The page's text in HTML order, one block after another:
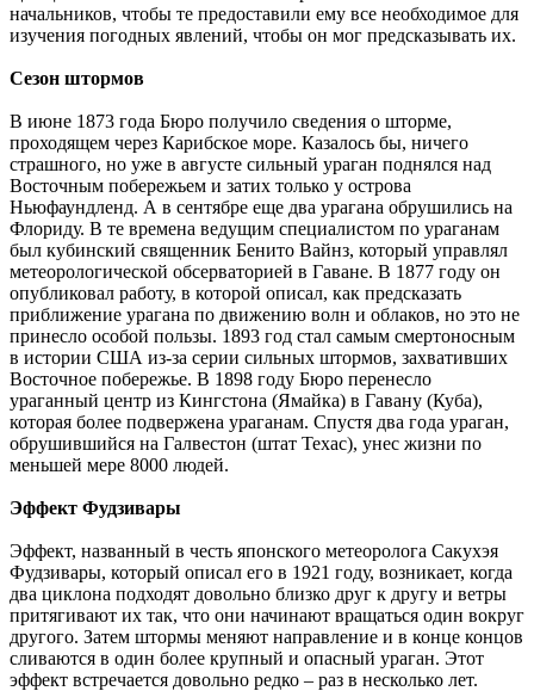
начальников, чтобы те предоставили ему все необходимое для
изучения погодных явлений, чтобы он мог предсказывать их.
Сезон штормов
В июне 1873 года Бюро получило сведения о шторме,
проходящем через Карибское море. Казалось бы, ничего
страшного, но уже в августе сильный ураган поднялся над
Восточным побережьем и затих только у острова
Ньюфаундленд. А в сентябре еще два урагана обрушились на
Флориду. В те времена ведущим специалистом по ураганам
был кубинский священник Бенито Вайнз, который управлял
метеорологической обсерваторией в Гаване. В 1877 году он
опубликовал работу, в которой описал, как предсказать
приближение урагана по движению волн и облаков, но это не
принесло особой пользы. 1893 год стал самым смертоносным
в истории США из-за серии сильных штормов, захвативших
Восточное побережье. В 1898 году Бюро перенесло
ураганный центр из Кингстона (Ямайка) в Гавану (Куба),
которая более подвержена ураганам. Спустя два года ураган,
обрушившийся на Галвестон (штат Техас), унес жизни по
меньшей мере 8000 людей.
Эффект Фудзивары
Эффект, названный в честь японского метеоролога Сакухэя
Фудзивары, который описал его в 1921 году, возникает, когда
два циклона подходят довольно близко друг к другу и ветры
притягивают их так, что они начинают вращаться один вокруг
другого. Затем штормы меняют направление и в конце концов
сливаются в один более крупный и опасный ураган. Этот
эффект встречается довольно редко – раз в несколько лет.